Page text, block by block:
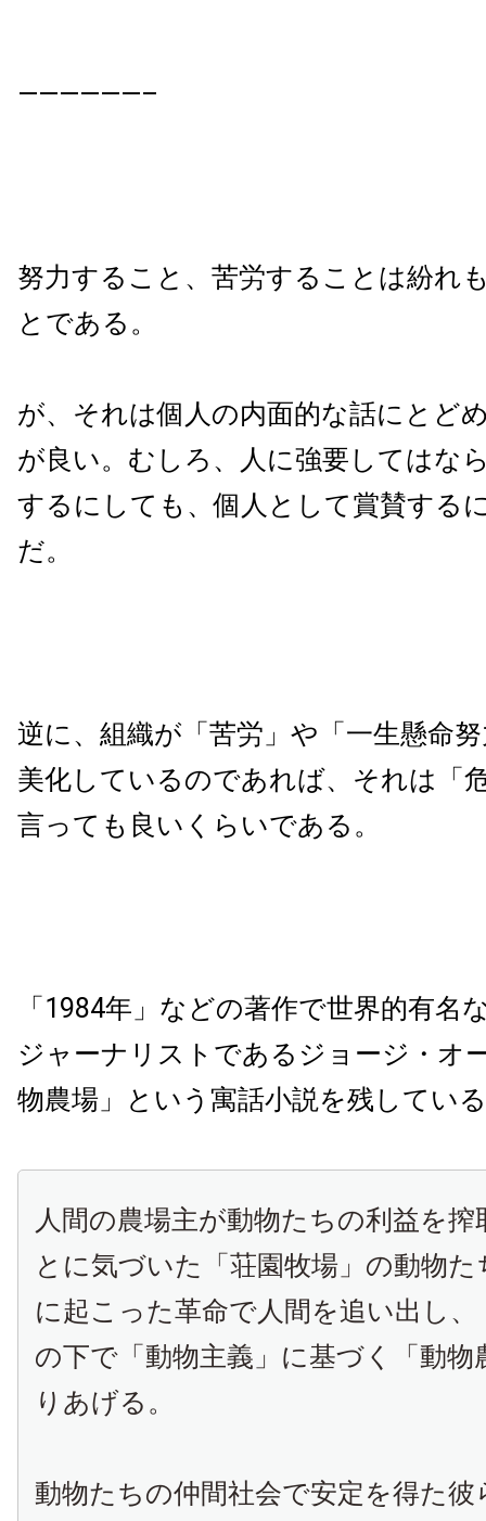
——————–
努力すること、苦労することは紛れ
とである。
が、それは個人の内面的な話にとど
が良い。むしろ、人に強要してはな
するにしても、個人として賞賛する
だ。
逆に、組織が「苦労」や「一生懸命
美化しているのであれば、それは「
言っても良いくらいである。
「1984年」などの著作で世界的有名
ジャーナリストであるジョージ・オ
物農場」という寓話小説を残してい
人間の農場主が動物たちの利益を搾
とに気づいた「荘園牧場 」の動物
に起こった革命で人間を追い出し
の下で「動物主義」に基づく「動物
りあげる。
動物たちの仲間社会で安定を得た